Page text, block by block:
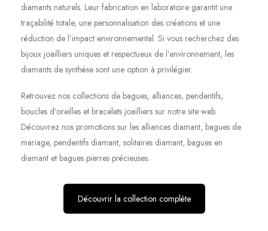
diamants naturels. Leur fabrication en laboratoire garantit une
traçabilité totale, une personnalisation des créations et une
réduction de l’impact environnemental. Si vous recherchez des
bijoux joailliers uniques et respectueux de l’environnement, les
diamants de synthèse sont une option à privilégier.
Retrouvez nos collections de bagues, alliances, pendentifs,
boucles d’oreilles et bracelets joailliers sur notre site web.
Découvrez nos promotions sur les alliances diamant, bagues de
mariage, pendentifs diamant, solitaires diamant, bagues en
diamant et bagues pierres précieuses.
Découvrir la collection complète